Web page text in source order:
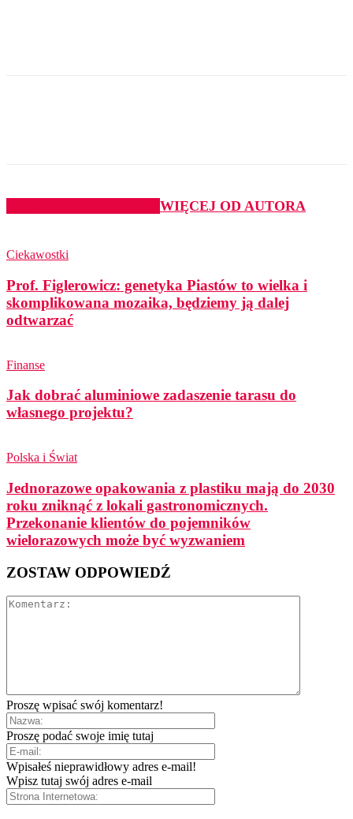
WIĘCEJ OD AUTORA
Ciekawostki
Prof. Figlerowicz: genetyka Piastów to wielka i
skomplikowana mozaika, będziemy ją dalej
odtwarzać
Finanse
Jak dobrać aluminiowe zadaszenie tarasu do
własnego projektu?
Polska i Świat
Jednorazowe opakowania z plastiku mają do 2030
roku zniknąć z lokali gastronomicznych.
Przekonanie klientów do pojemników
wielorazowych może być wyzwaniem
ZOSTAW ODPOWIEDŹ
Proszę wpisać swój komentarz!
Proszę podać swoje imię tutaj
Wpisałeś nieprawidłowy adres e-mail!
Wpisz tutaj swój adres e-mail